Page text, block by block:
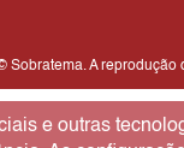
Sobratema. A reprodução
e outras